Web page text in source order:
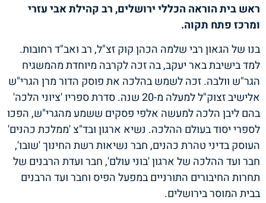
ראש בית הוראה הכללי ירושלים, רב קהילת אבי עזרי
ומרכז פתח תקוה.
בנו של הגאון רבי שלמה הכהן קוק זצ"ל, רב ואב"ד רחובות.
למד בישיבת באר יעקב, בה זכה לקרבה מיוחדת מהמשגיח
הגר"ש וולבה. זכה לשמש בהלכה את פוסק הדור מרן הגרי"ש
אלישיב זצוק"ל למעלה מ-20 שנה. סדרת ספריו 'ציוני הלכה'
בהם ליבן הלכה למעשה אלפי פסקים ששמע מהגרי"ש, הפכו
לספרי יסוד בעולם ההלכה. נשיא ארגון ובד"צ 'ממלכת כהנים'
העוסק בדיני טהרת כהנים, חבר נשיאות רשת החינוך 'שובו',
חבר ועד ההלכה של ארגון 'בוני עולם', חבר ועדת הרבנים של
תחרות החיבורים התורניים במפעל הפיס וחבר ועד הרבנים
בבית המוסר בירושלים.